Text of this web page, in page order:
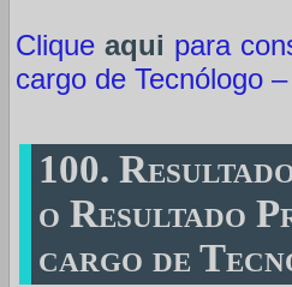
Cliqueaqui para
cargo de Tecnólogo
100.
o Resultado
cargo de